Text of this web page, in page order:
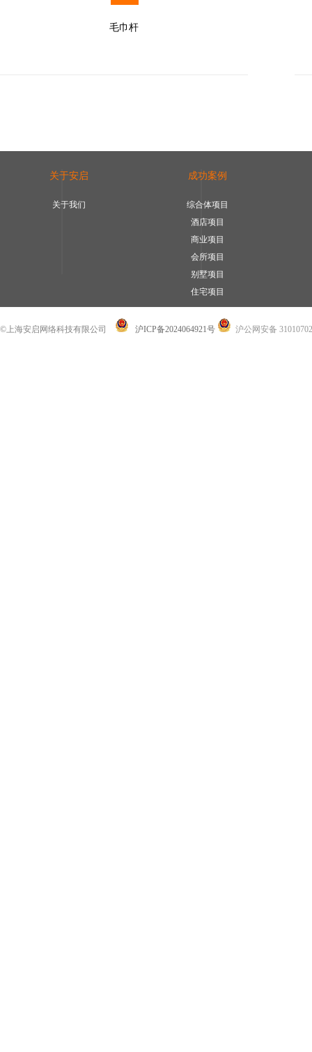
毛巾杆
关于安启
关于我们
成功案例
综合体项目
酒店项目
商业项目
会所项目
别墅项目
住宅项目
©上海安启网络科技有限公司 沪ICP备2024064921号 沪公网安备